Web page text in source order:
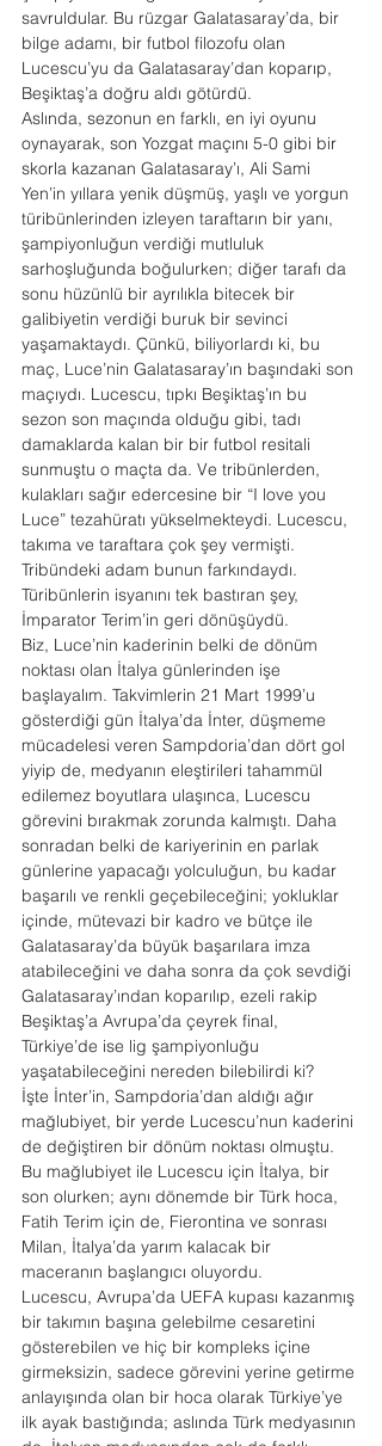
savruldular. Bu rüzgar Galatasaray’da, bir
bilge adamı, bir futbol filozofu olan
Lucescu’yu da Galatasaray’dan koparıp,
Beşiktaş’a doğru aldı götürdü.
Aslında, sezonun en farklı, en iyi oyunu
oynayarak, son Yozgat maçını 5-0 gibi bir
skorla kazanan Galatasaray’ı, Ali Sami
Yen’in yıllara yenik düşmüş, yaşlı ve yorgun
türibünlerinden izleyen taraftarın bir yanı,
şampiyonluğun verdiği mutluluk
sarhoşluğunda boğulurken; diğer tarafı da
sonu hüzünlü bir ayrılıkla bitecek bir
galibiyetin verdiği buruk bir sevinci
yaşamaktaydı. Çünkü, biliyorlardı ki, bu
maç, Luce’nin Galatasaray’ın başındaki son
maçıydı. Lucescu, tıpkı Beşiktaş’ın bu
sezon son maçında olduğu gibi, tadı
damaklarda kalan bir bir futbol resitali
sunmuştu o maçta da. Ve tribünlerden,
kulakları sağır edercesine bir “I love you
Luce” tezahüratı yükselmekteydi. Lucescu,
takıma ve taraftara çok şey vermişti.
Tribündeki adam bunun farkındaydı.
Türibünlerin isyanını tek bastıran şey,
İmparator Terim’in geri dönüşüydü.
Biz, Luce’nin kaderinin belki de dönüm
noktası olan İtalya günlerinden işe
başlayalım. Takvimlerin 21 Mart 1999’u
gösterdiği gün İtalya’da İnter, düşmeme
mücadelesi veren Sampdoria’dan dört gol
yiyip de, medyanın eleştirileri tahammül
edilemez boyutlara ulaşınca, Lucescu
görevini bırakmak zorunda kalmıştı. Daha
sonradan belki de kariyerinin en parlak
günlerine yapacağı yolculuğun, bu kadar
başarılı ve renkli geçebileceğini; yokluklar
içinde, mütevazi bir kadro ve bütçe ile
Galatasaray’da büyük başarılara imza
atabileceğini ve daha sonra da çok sevdiği
Galatasaray’ından koparılıp, ezeli rakip
Beşiktaş’a Avrupa’da çeyrek final,
Türkiye’de ise lig şampiyonluğu
yaşatabileceğini nereden bilebilirdi ki?
İşte İnter’in, Sampdoria’dan aldığı ağır
mağlubiyet, bir yerde Lucescu’nun kaderini
de değiştiren bir dönüm noktası olmuştu.
Bu mağlubiyet ile Lucescu için İtalya, bir
son olurken; aynı dönemde bir Türk hoca,
Fatih Terim için de, Fierontina ve sonrası
Milan, İtalya’da yarım kalacak bir
maceranın başlangıcı oluyordu.
Lucescu, Avrupa’da UEFA kupası kazanmış
bir takımın başına gelebilme cesaretini
gösterebilen ve hiç bir kompleks içine
girmeksizin, sadece görevini yerine getirme
anlayışında olan bir hoca olarak Türkiye’ye
ilk ayak bastığında; aslında Türk medyasının